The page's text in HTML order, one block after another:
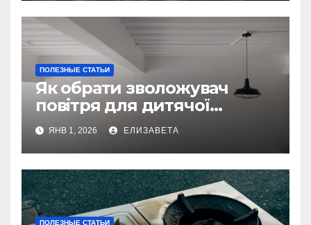
ПОЛЕЗНЫЕ СТАТЬИ
Як обрати зволожувач
повітря для дитячої
кімнати
ЯНВ 1, 2026 ЕЛИЗАВЕТА
ПОЛЕЗНЫЕ СТАТЬИ